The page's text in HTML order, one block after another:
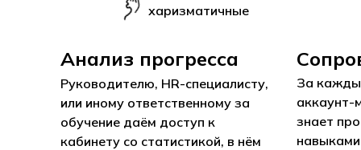
Анализ прогресса
Руководителю, HR-специалисту,
или иному ответственному за
обучение даём доступ к
кабинету со статистикой, в нём
харизматичные
За
аккаунт-
знает